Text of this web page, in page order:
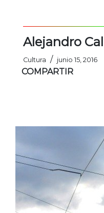
Alejandro
Cultura / junio 15, 2016
COMPARTIR